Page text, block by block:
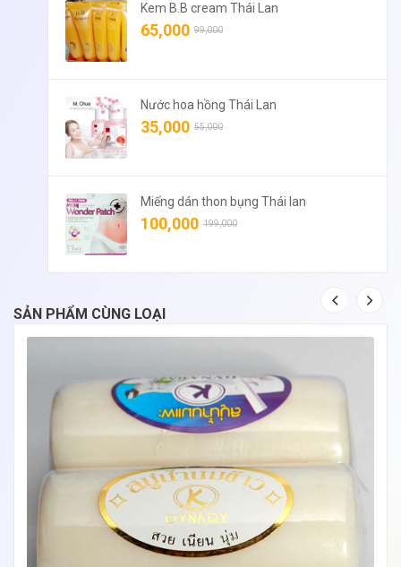
Kem B.B cream Thái Lan
65,000 99,000
Nước hoa hồng Thái Lan
35,000 55,000
Miếng dán thon bụng Thái lan
100,000 199,000
SẢN PHẨM CÙNG LOẠI